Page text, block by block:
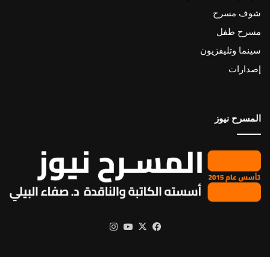
شوف مسرح
مسرح طفل
سينما وتليفزيون
إصدارات
المسرح نيوز
فيسبوك
X يوتيوب